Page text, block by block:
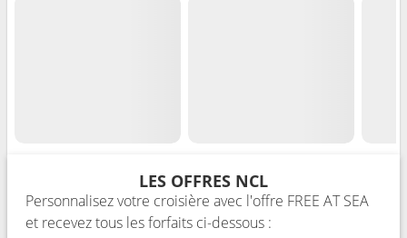
LES OFFRES NCL
Personnalisez votre croisière avec l'offre FREE AT SEA
et recevez tous les forfaits ci-dessous :